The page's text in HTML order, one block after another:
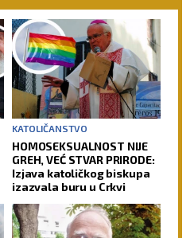
KATOLIČANSTVO
HOMOSEKSUALNOST NIJE
GREH, VEĆ STVAR PRIRODE:
Izjava katoličkog biskupa
izazvala buru u Crkvi